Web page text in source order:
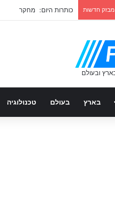
מבזק חדשות כותרות היום: מחקר
בארץ בעולם טכנולוגיה